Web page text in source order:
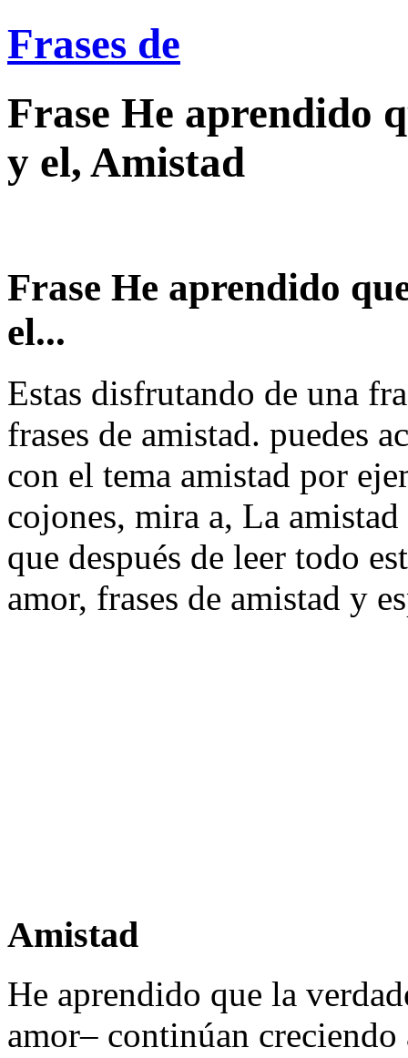
Frases de
Frase He aprendido
y el, Amistad
Frase He aprendido
el...
Estas disfrutando de una
frases de amistad. puedes
con el tema amistad por
cojones, mira a, La
que después de leer todo
amor, frases de amistad y
Amistad
He aprendido que la
amor– continúan creciendo